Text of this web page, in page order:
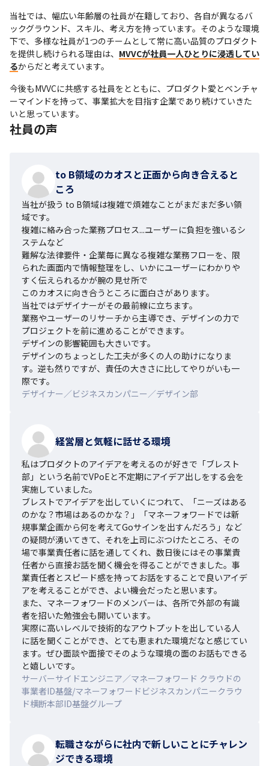
当社では、幅広い年齢層の社員が在籍しており、各自が異なるバ
ックグラウンド、スキル、考え方を持っています。そのような環境
下で、多様な社員が1つのチームとして常に高い品質のプロダクト
を提供し続けられる理由は、 MVVCが社員一人ひとりに浸透してい
るからだと考えています。
今後もMVVCに共感する社員をとともに、プロダクト愛とベンチャ
ーマインドを持って、事業拡大を目指す企業であり続けていきた
いと思っています。
社員の声
to B領域のカオスと正面から向き合えると
ころ
当社が扱う to B領域は複雑で煩雑なことがまだまだ多い領
域です。
複雑に絡み合った業務プロセス...ユーザーに負担を強いるシ
ステムなど
難解な法律要件・企業毎に異なる複雑な業務フローを、限
られた画面内で情報整理をし、いかにユーザーにわかりや
すく伝えられるかが腕の見せ所で
このカオスに向き合うところに面白さがあります。
当社ではデザイナーがその最前線に立ちます。
業務やユーザーのリサーチから主導でき、デザインの力で
プロジェクトを前に進めることができます。
デザインの影響範囲も大きいです。
デザインのちょっとした工夫が多くの人の助けになりま
す。逆も然りですが、責任の大きさに比してやりがいも一
際です。
デザイナー／ビジネスカンパニー／デザイン部
経営層と気軽に話せる環境
私はプロダクトのアイデアを考えるのが好きで「ブレスト
部」という名前でVPoEと不定期にアイデア出しをする会を
実施していました。
ブレストでアイデアを出していくにつれて、「ニーズはある
のかな？市場はあるのかな？」「マネーフォワードでは新
規事業企画から何を考えてGoサインを出すんだろう」など
の疑問が湧いてきて、それを上司にぶつけたところ、その
場で事業責任者に話を通してくれ、数日後にはその事業責
任者から直接お話を聞く機会を得ることができました。事
業責任者とスピード感を持ってお話をすることで良いアイデ
アを考えることができ、よい機会だったと思います。
また、マネーフォワードのメンバーは、各所で外部の有識
者を招いた勉強会も開いています。
実際に高いレベルで技術的なアウトプットを出している人
に話を聞くことができ、とても恵まれた環境だなと感じてい
ます。ぜひ面談や面接でそのような環境の面のお話もできる
と嬉しいです。
サーバーサイドエンジニア／マネーフォワード クラウドの
事業者ID基盤/マネーフォワードビジネスカンパニークラウ
ド横断本部ID基盤グループ
転職さながらに社内で新しいことにチャレン
ジできる環境